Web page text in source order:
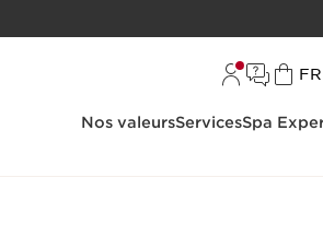
FR
Nos valeursServicesSpa